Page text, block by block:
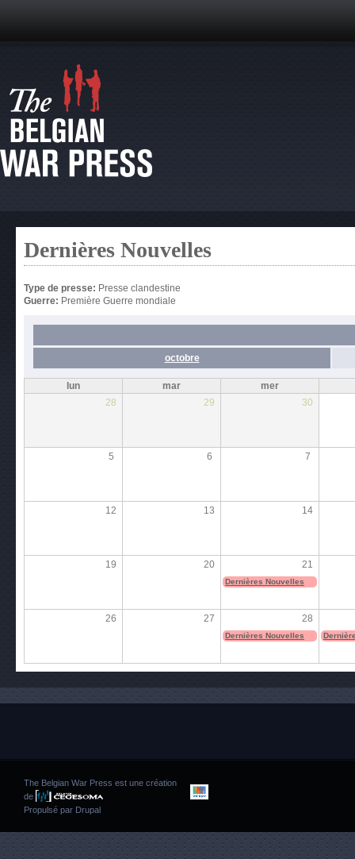
Dernières Nouvelles
Type de presse: Presse clandestine
Guerre: Première Guerre mondiale
octobre
lun mar
mer
28
29 30
5 6 7
12 13 14
19 20 21
Dernières Nouvelles
26 27 28
Dernières Nouvelles
The Belgian War Press est une création
de
Propulsé par Drupal